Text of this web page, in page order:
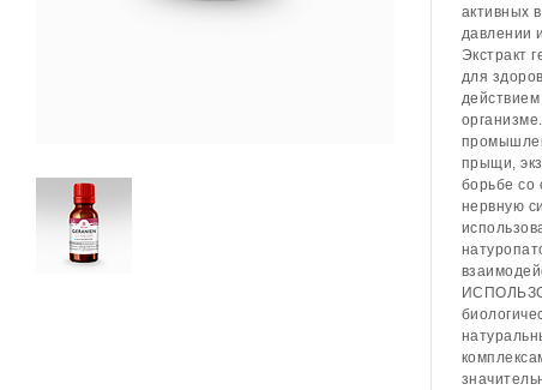
активных
давлении
Экстракт
для
прыщи,
борьбе со
нервную